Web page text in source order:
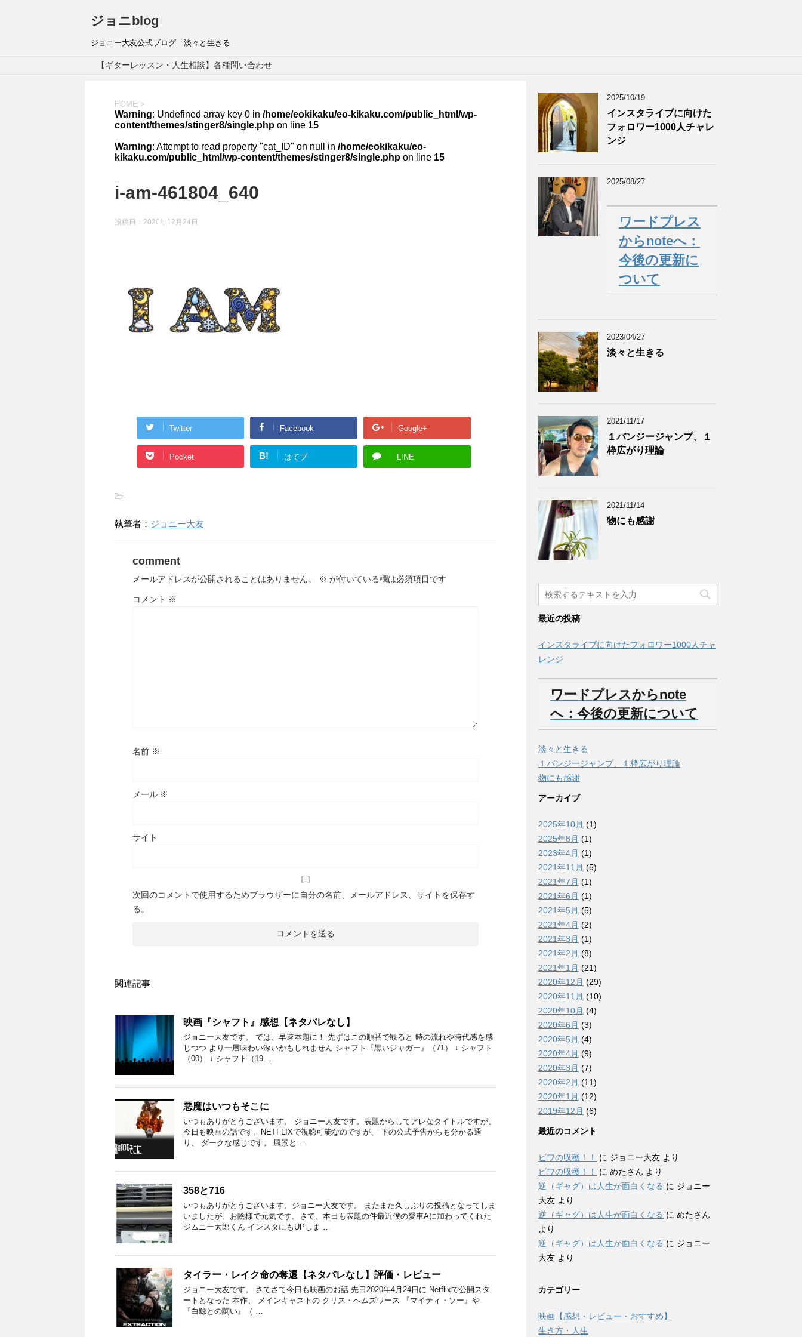
ジョニblog
ジョニー大友公式ブログ 淡々と生きる
【ギターレッスン・人生相談】各種問い合わせ
HOME >
Warning: Undefined array key 0 in /home/eokikaku/eo-kikaku.com/public_html/wp-
content/themes/stinger8/single.php on line 15
Warning: Attempt to read property "cat_ID" on null in /home/eokikaku/eo-
kikaku.com/public_html/wp-content/themes/stinger8/single.php on line 15
i-am-461804_640
投稿日： 2020年12月24日
Twitter Facebook Google+
Pocket B! はてブ LINE
-
執筆者： ジョニー大友
comment
メールアドレスが公開されることはありません。 ※ が付いている欄は必須項目です
コメント ※
名前 ※
メール ※
サイト
次回のコメントで使用するためブラウザーに自分の名前、メールアドレス、サイトを保存す
る。
関連記事
映画『シャフト』感想【ネタバレなし】
ジョニー大友です。 では、早速本題に！ 先ずはこの順番で観ると 時の流れや時代感を感
じつつ より一層味わい深いかもしれません シャフト『黒いジャガー』（71） ↓ シャフト
（00） ↓ シャフト（19 …
悪魔はいつもそこに
いつもありがとうございます。 ジョニー大友です。表題からしてアレなタイトルですが、
今日も映画の話です。NETFLIXで視聴可能なのですが、 下の公式予告からも分かる通
り、 ダークな感じです。 風景と …
358と716
いつもありがとうございます。ジョニー大友です。 またまた久しぶりの投稿となってしま
いましたが、お陰様で元気です。さて、本日も表題の件最近僕の愛車Aに加わってくれた
ジムニー太郎くん インスタにもUPしま …
タイラー・レイク命の奪還【ネタバレなし】評価・レビュー
ジョニー大友です。 さてさて今日も映画のお話 先日2020年4月24日に Netflixで公開スタ
ートとなった 本作、 メインキャストの クリス・へムズワース 『マイティ・ソー』や
『白鯨との闘い』（ …
2025/10/19
インスタライブに向けた
フォロワー1000人チャレ
ンジ
2025/08/27
ワードプレス
からnoteへ：
今後の更新に
ついて
2023/04/27
淡々と生きる
2021/11/17
１バンジージャンプ、１
枠広がり理論
2021/11/14
物にも感謝
最近の投稿
インスタライブに向けたフォロワー1000人チャ
レンジ
ワードプレスからnote
へ：今後の更新について
淡々と生きる
１バンジージャンプ、１枠広がり理論
物にも感謝
アーカイブ
2025年10月 (1)
2025年8月 (1)
2023年4月 (1)
2021年11月 (5)
2021年7月 (1)
2021年6月 (1)
2021年5月 (5)
2021年4月 (2)
2021年3月 (1)
2021年2月 (8)
2021年1月 (21)
2020年12月 (29)
2020年11月 (10)
2020年10月 (4)
2020年6月 (3)
2020年5月 (4)
2020年4月 (9)
2020年3月 (7)
2020年2月 (11)
2020年1月 (12)
2019年12月 (6)
最近のコメント
ビワの収穫！！ に ジョニー大友 より
ビワの収穫！！
に めたさん より
逆（ギャグ）は人生が面白くなる に ジョニー
大友 より
逆（ギャグ）は人生が面白くなる に めたさん
より
逆（ギャグ）は人生が面白くなる に ジョニー
大友 より
カテゴリー
映画【感想・レビュー・おすすめ】
生き方・人生